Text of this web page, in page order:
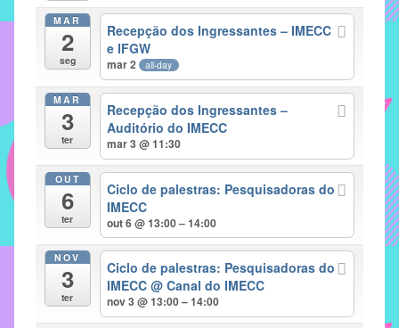
mecanismos
proporcionem
fortalecimento
sociais
profissionais
alunos,
professores
MAR
2
seg
Recepção dos Ingressantes – IMECC
e IFGW
mar 2 all-day
MAR
3
ter
Recepção dos Ingressantes –
Auditório do IMECC
mar 3 @ 11:30
OUT
6
ter
Ciclo de palestras: Pesquisadoras do
IMECC
out 6 @ 13:00 – 14:00
NOV
3
ter
Ciclo de palestras: Pesquisadoras do
IMECC@ Canal do IMECC
nov 3 @ 13:00 – 14:00